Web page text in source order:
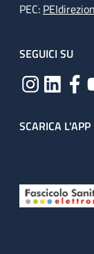
PEC:
SEGUICI SU
SCARICA L'APP